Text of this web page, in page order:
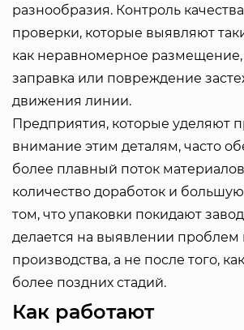
разнообразия. Контроль
проверки, которые выявляют
как неравномерное
заправка или повреждение
движения линии.
Предприятия, которые уделяют
внимание этим деталям, часто
более плавный поток
количество доработок и
том, что упаковки покидают
делается на выявлении проблем
производства, а не после того,
более поздних стадий.
Как работают